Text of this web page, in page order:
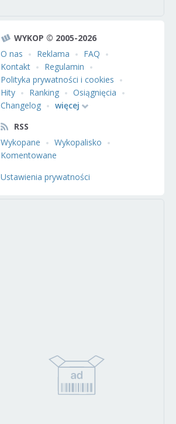
WYKOP © 2005-2026
O nas
Reklama
FAQ
Kontakt
Regulamin
Polityka prywatności i cookies
Hity
Ranking
Osiągnięcia
Changelog
więcej
RSS
Wykopane
Wykopalisko
Komentowane
Ustawienia prywatności